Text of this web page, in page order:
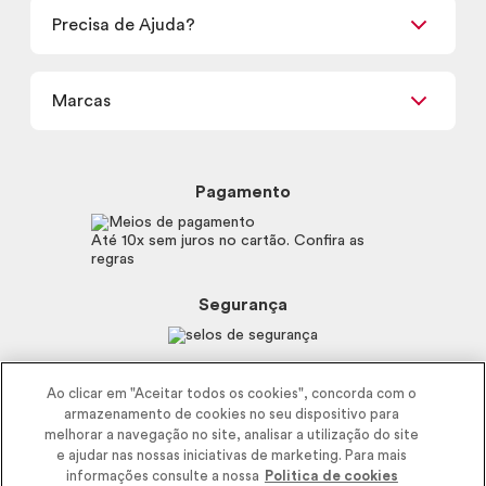
Nossas Lojas
Código de defesa do consumidor
Trabalhe com a gente
Recomendações Covid19
Precisa de Ajuda?
Frete e Entrega
Fale Conosco
E-mail
Marcas
Pagamento
Até 10x sem juros no cartão. Confira as
regras
Segurança
Ao clicar em "Aceitar todos os cookies", concorda com o
armazenamento de cookies no seu dispositivo para
melhorar a navegação no site, analisar a utilização do site
e ajudar nas nossas iniciativas de marketing. Para mais
informações consulte a nossa
Politica de cookies